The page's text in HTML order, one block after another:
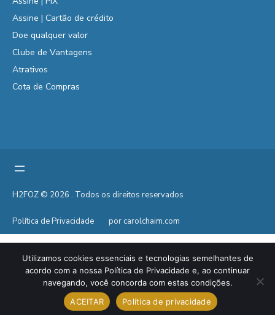
Assine | Cartão de crédito
Doe qualquer valor
Clube de Vantagens
Atrativos
Cota de Compras
H2FOZ © 2026 . Todos os direitos reservados
Política de Privacidade por carolchaim.com
Utilizamos cookies essenciais e tecnologias semelhantes de
acordo com a nossa Política de Privacidade e, ao continuar
navegando, você concorda com estas condições.
ACEITAR
Política de privacidade